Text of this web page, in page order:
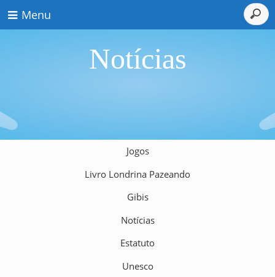
Menu
Notícias
Jogos
Livro Londrina Pazeando
Gibis
Notícias
Estatuto
Unesco